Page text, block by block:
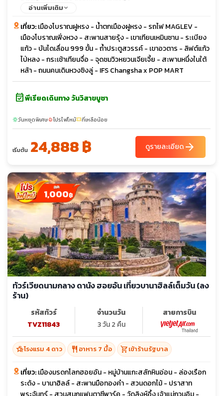
อ่านเพิ่มเติม
เที่ยว:เมืองโบราณฝูหรง - น้ำตกเมืองฝูหรง - รถไฟ MAGLEV -
เมืองโบราณเฟิ่งหวง - สะพานสายรุ้ง - เขาเทียนเหมินซาน - ระเบียง
แก้ว - บันไดเลื่อน 999 ขั้น - ถ้ำประตูสวรรค์ - เขาอวตาร - ลิฟต์แก้ว
ไป่หลง - กระเช้าเทียนจื่อ - จุดชมวิวหยวนเจียเจี้ย - สะพานหนึ่งในใต้
หล้า - ถนนคนเดินหวงซิงลู่ - IFS Changsha x POP MART
event_availableพีเรียดเดินทาง วันวิสาขบูชา
sunnyวันหยุดพิเศษlocal_fire_departmentโปรไฟไหม้confirmation_numberที่เหลือน้อย
เริ่มต้น 24,888 ฿ ดูรายละเอียดarrow_forward
1,000฿
ทัวร์เวียดนามกลาง ดานัง ฮอยอัน เที่ยวบานาฮิลล์เต็มวัน (ลง
ร้าน)
รหัสทัวร์
TVZ11843
จำนวนวัน
3 วัน 2 คืน
สายการบิน
hotel_classโรงแรม 4 ดาว restaurant อาหาร 7 มื้อ shopping_cartเข้าร้านรัฐบาล
เที่ยว:เมืองมรดกโลกฮอยอัน - หมู่บ้านแกะสลักหินอ่อน - ล่องเรือก
ระด้ง - บานาฮิลล์ - สะพานมือทองคำ - สวนดอกไม้ - ปราสาท